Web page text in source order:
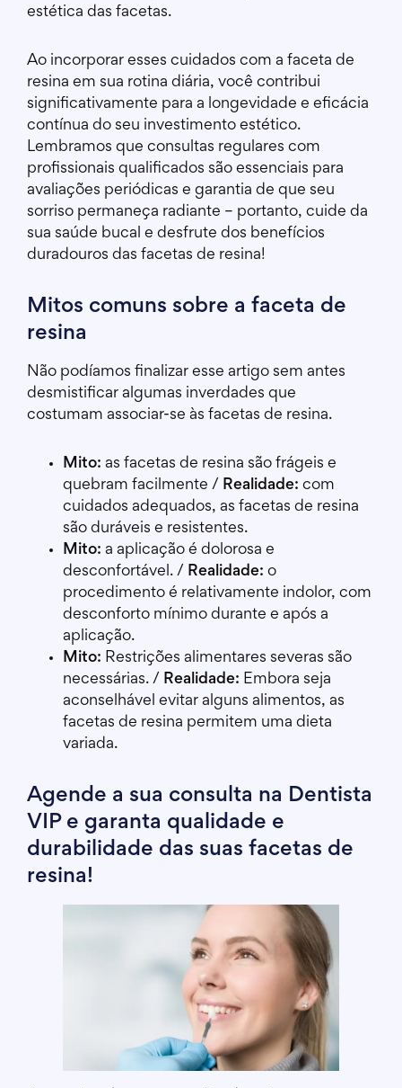
estética das facetas.
Ao incorporar esses cuidados com a faceta de
resina em sua rotina diária, você contribui
significativamente para a longevidade e eficácia
contínua do seu investimento estético.
Lembramos que consultas regulares com
profissionais qualificados são essenciais para
avaliações periódicas e garantia de que seu
sorriso permaneça radiante – portanto, cuide da
sua saúde bucal e desfrute dos benefícios
duradouros das facetas de resina!
Mitos comuns sobre a faceta de
resina
Não podíamos finalizar esse artigo sem antes
desmistificar algumas inverdades que
costumam associar-se às facetas de resina.
Mito: as facetas de resina são frágeis e
quebram facilmente / Realidade: com
cuidados adequados, as facetas de resina
são duráveis e resistentes.
Mito: a aplicação é dolorosa e
desconfortável. / Realidade: o
procedimento é relativamente indolor, com
desconforto mínimo durante e após a
aplicação.
Mito: Restrições alimentares severas são
necessárias. / Realidade: Embora seja
aconselhável evitar alguns alimentos, as
facetas de resina permitem uma dieta
variada.
Agende a sua consulta na Dentista
VIP e garanta qualidade e
durabilidade das suas facetas de
resina!